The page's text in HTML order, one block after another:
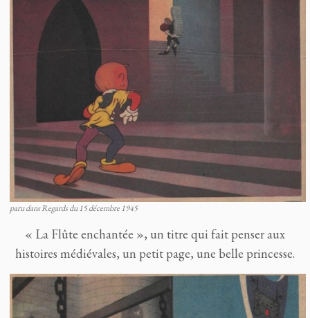
paru dans Regards du 15 décembre 1945
« La Flûte enchantée », un titre qui fait penser aux
histoires médiévales, un petit page, une belle princesse.